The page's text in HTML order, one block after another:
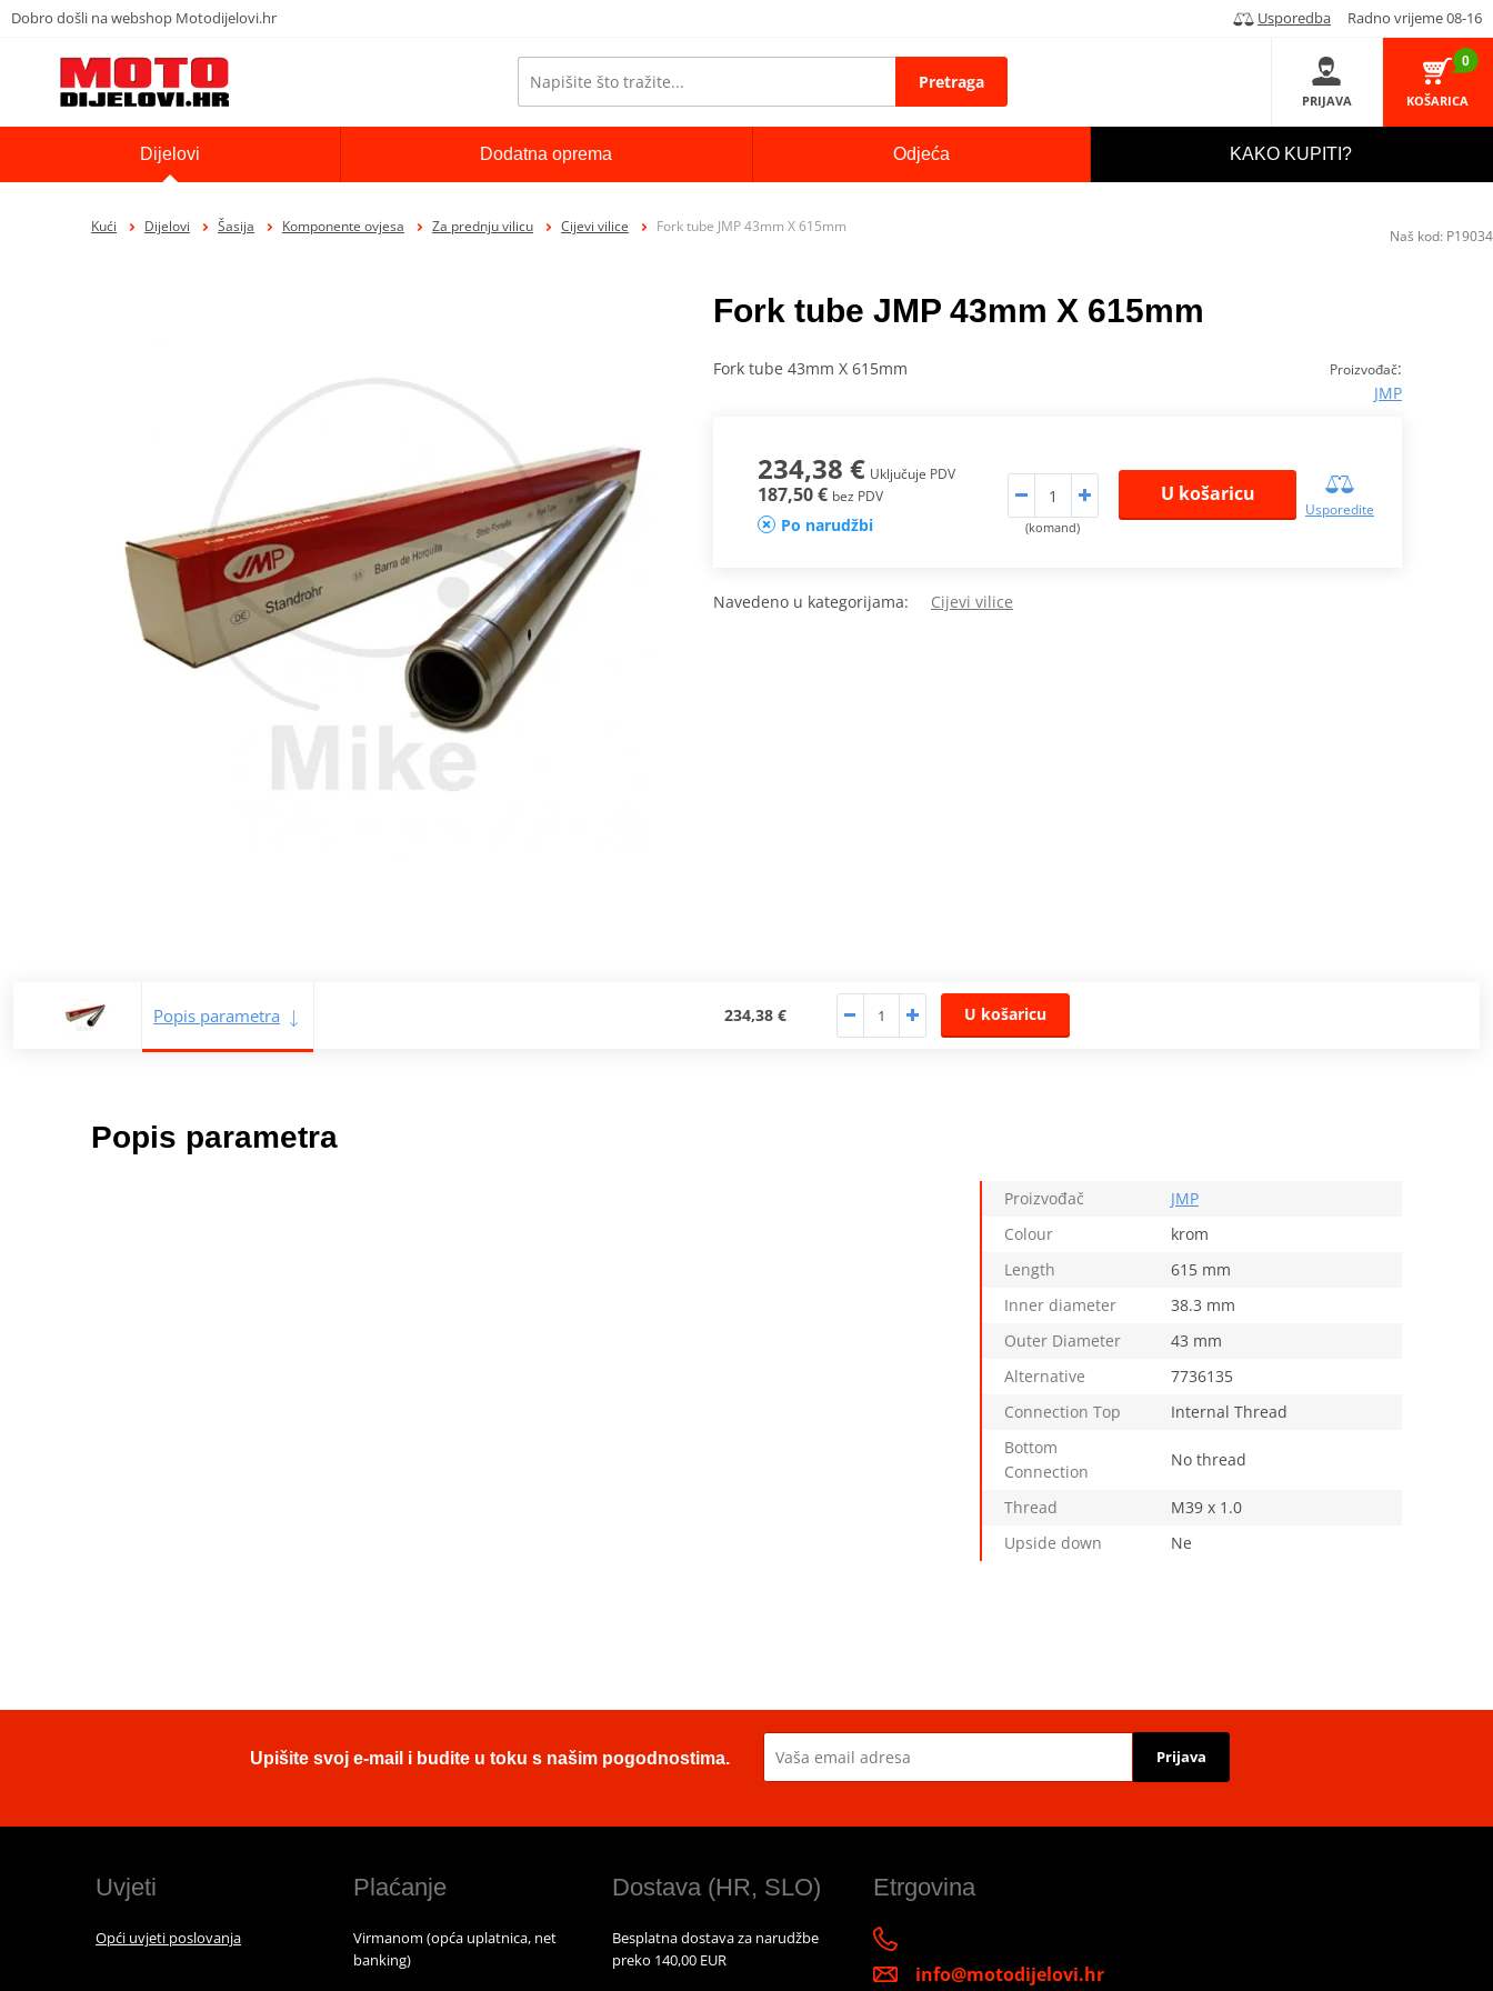
Dobro došli na webshop Motodijelovi.hr Usporedba Radno vrijeme 08-16
Pretraga
PRIJAVA
0
KOŠARICA
Dijelovi Dodatna oprema Odjeća KAKO KUPITI?
Kući Dijelovi Šasija Komponente ovjesa Za prednju vilicu Cijevi vilice Fork tube JMP 43mm X 615mm
Fork tube JMP 43mm X 615mm
Proizvođač:
JMP
Fork tube 43mm X 615mm
234,38 € Uključuje PDV
187,50 € bez PDV
Po narudžbi (komand)
U košaricu
Usporedite
Navedeno u kategorijama: Cijevi vilice
Popis parametra 234,38 € U košaricu
Popis parametra
Proizvođač
JMP
Colour
krom
Length
615 mm
Inner diameter
38.3 mm
Outer Diameter
43 mm
Alternative
7736135
Connection Top
Internal Thread
Bottom
Connection
No thread
Thread
M39 x 1.0
Upside down
Ne
Naš kod: P19034
Upišite svoj e-mail i budite u toku s našim pogodnostima. Prijava
Uvjeti
Opći uvjeti poslovanja
Plaćanje
Virmanom (opća uplatnica, net
banking)
Dostava (HR, SLO)
Besplatna dostava za narudžbe
preko 140,00 EUR
Etrgovina
info@motodijelovi.hr